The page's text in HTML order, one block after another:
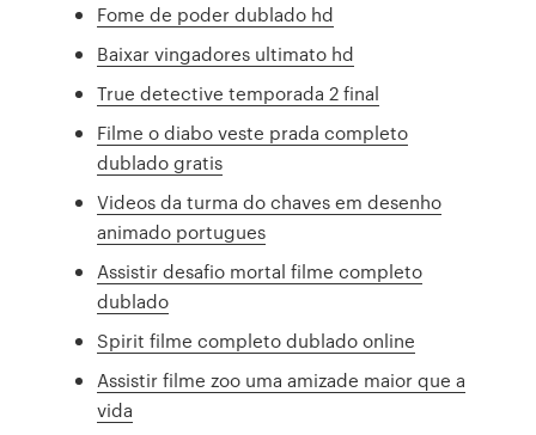
Fome de poder dublado hd
Baixar vingadores ultimato hd
True detective temporada 2 final
Filme o diabo veste prada completo
dublado gratis
Videos da turma do chaves em desenho
animado portugues
Assistir desafio mortal filme completo
dublado
Spirit filme completo dublado online
Assistir filme zoo uma amizade maior que a
vida